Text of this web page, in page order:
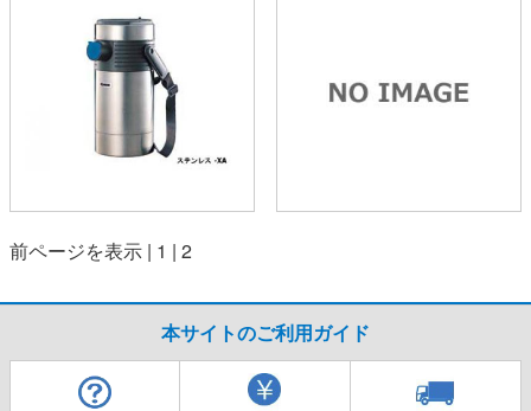
前ページを表示 | 1 | 2
本サイトのご利用ガイド